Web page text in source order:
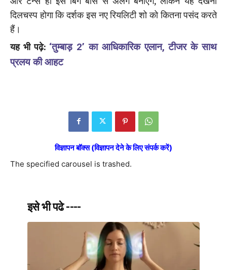
दिलचस्प होगा कि दर्शक इस नए रियलिटी शो को कितना पसंद करते
हैं।
यह भी पढ़े: ‘तुम्बाड़ 2’ का आधिकारिक एलान, टीजर के साथ
प्रलय की आहट
विज्ञापन बॉक्स (विज्ञापन देने के लिए संपर्क करें)
The specified carousel is trashed.
इसे भी पढे ----